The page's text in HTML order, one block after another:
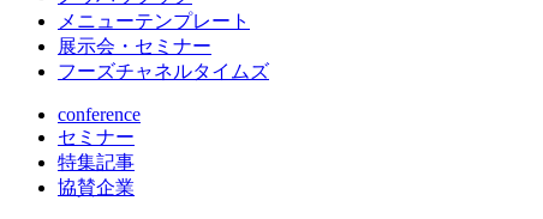
メニューテンプレート
展示会・セミナー
フーズチャネルタイムズ
conference
セミナー
特集記事
協賛企業